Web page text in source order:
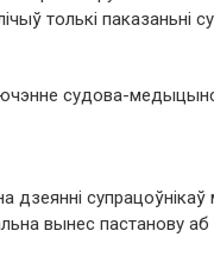
толькі паказаньні
судова-
супрацоўнікаў
вынес пастанову